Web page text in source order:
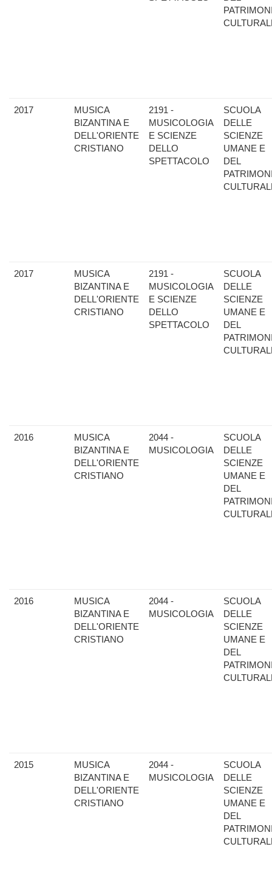
2017
MUSICA
BIZANTINA E
DELL'ORIENTE
CRISTIANO
2191 -
MUSICOLOGIA
E SCIENZE
DELLO
SPETTACOLO
SCUOLA
DELLE
SCIENZE
UMANE E
DEL
2017
MUSICA
BIZANTINA E
DELL'ORIENTE
CRISTIANO
2191 -
MUSICOLOGIA
E SCIENZE
DELLO
SPETTACOLO
SCUOLA
DELLE
SCIENZE
UMANE E
DEL
2016
MUSICA
BIZANTINA E
DELL'ORIENTE
CRISTIANO
2044 -
MUSICOLOGIA
SCUOLA
DELLE
SCIENZE
UMANE E
DEL
2016
MUSICA
BIZANTINA E
DELL'ORIENTE
CRISTIANO
2044 -
MUSICOLOGIA
SCUOLA
DELLE
SCIENZE
UMANE E
DEL
2015
MUSICA
BIZANTINA E
DELL'ORIENTE
CRISTIANO
2044 -
MUSICOLOGIA
SCUOLA
DELLE
SCIENZE
UMANE E
DEL